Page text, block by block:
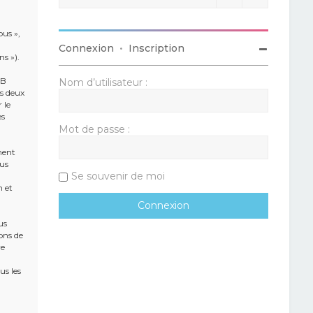
»,
»).
deux
le
et
de
les
Connexion • Inscription
Nom d’utilisateur :
Mot de passe :
Se souvenir de moi